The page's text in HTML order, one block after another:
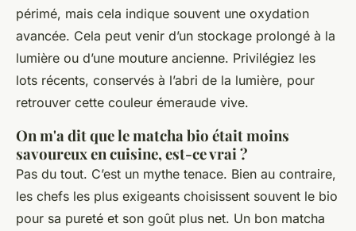
périmé, mais cela indique souvent une oxydation
avancée. Cela peut venir d’un stockage prolongé à la
lumière ou d’une mouture ancienne. Privilégiez les
lots récents, conservés à l’abri de la lumière, pour
retrouver cette couleur émeraude vive.
On m'a dit que le matcha bio était moins
savoureux en cuisine, est-ce vrai ?
Pas du tout. C’est un mythe tenace. Bien au contraire,
les chefs les plus exigeants choisissent souvent le bio
pour sa pureté et son goût plus net. Un bon matcha